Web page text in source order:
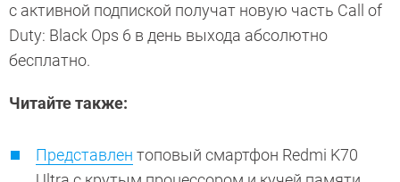
с активной подпиской получат новую часть Call of
Duty: Black Ops 6 в день выхода абсолютно
бесплатно.
Читайте также:
Представлен топовый смартфон Redmi K70